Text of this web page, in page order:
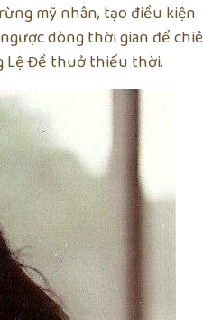
mỹ nhân, tạo điều kiện
dòng thời gian để
Lệ Đề thuở thiếu thời.